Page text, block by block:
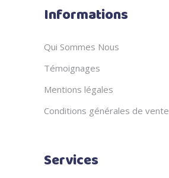
Informations
Qui Sommes Nous
Témoignages
Mentions légales
Conditions générales de vente
Services